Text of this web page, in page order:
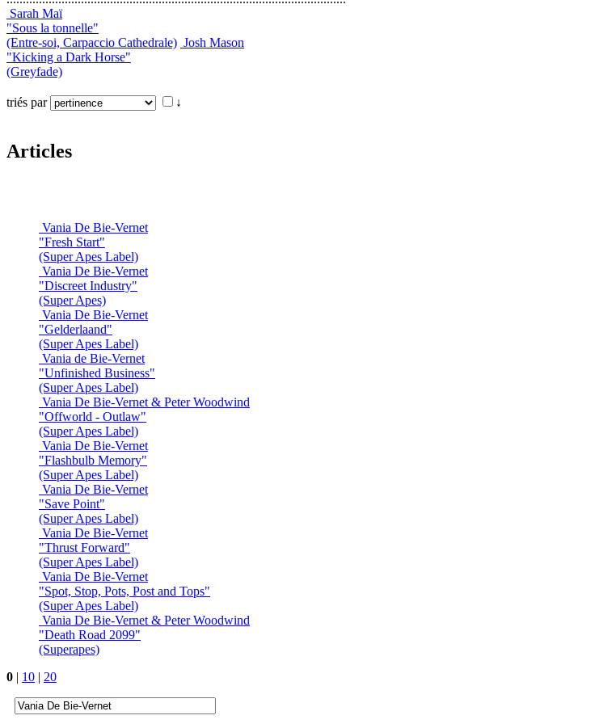
Sarah Maï
"Sous la tonnelle"
(Entre-soi, Carpaccio Cathedrale) Josh Mason
"Kicking a Dark Horse"
(Greyfade)
triés par ↓
Articles
Vania De Bie-Vernet
"Fresh Start"
(Super Apes Label)
Vania De Bie-Vernet
"Discreet Industry"
(Super Apes)
Vania De Bie-Vernet
"Gelderlaand"
(Super Apes Label)
Vania de Bie-Vernet
"Unfinished Business"
(Super Apes Label)
Vania De Bie-Vernet & Peter Woodwind
"Offworld - Outlaw"
(Super Apes Label)
Vania De Bie-Vernet
"Flashbulb Memory"
(Super Apes Label)
Vania De Bie-Vernet
"Save Point"
(Super Apes Label)
Vania De Bie-Vernet
"Thrust Forward"
(Super Apes Label)
Vania De Bie-Vernet
"Spot, Stop, Pots, Post and Tops"
(Super Apes Label)
Vania De Bie-Vernet & Peter Woodwind
"Death Road 2099"
(Superapes)
0 | 10 | 20